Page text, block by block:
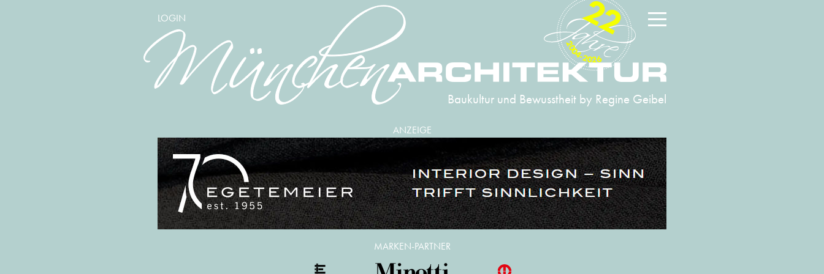
LOGIN
Baukultur und Bewusstheit by Regine Geibel
2004-2026
22
ANZEIGE